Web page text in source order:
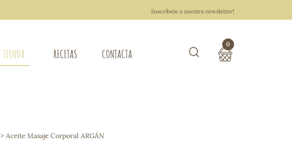
Suscríbete a nuestra newsletter!
TIENDA RECETAS CONTACTA
0
> Aceite Masaje Corporal ARGÁN